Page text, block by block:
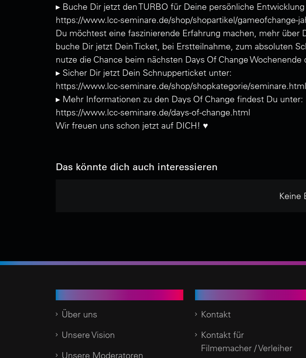
▸ Buche Dir jetzt den TURBO für Deine persönliche
https://www.lcc-seminare.de/shop/shopartikel/gameofchange-
Du möchtest eine faszinierende Erfahrung machen, mehr
buche Dir jetzt Dein Ticket, bei Erstteilnahme, zum absoluten
nutze die Chance beim nächsten Days Of Change Wochenende
▸ Sicher Dir jetzt Dein Schnupperticket unter:
https://www.lcc-seminare.de/shop/shopkategorie/seminare.html
▸ Mehr Informationen zu den Days Of Change findest Du unter:
https://www.lcc-seminare.de/days-of-change.html
Wir freuen uns schon jetzt auf DICH! ♥️
Das könnte dich auch interessieren
Keine
Über uns
Unsere Vision
Unsere Moderatoren
Kontakt
Kontakt für
Filmemacher / Verleiher